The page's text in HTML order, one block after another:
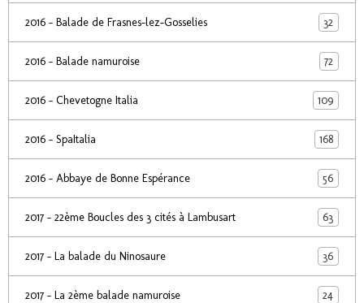
2016 - Balade de Frasnes-lez-Gosselies 32
2016 - Balade namuroise 72
2016 - Chevetogne Italia 109
2016 - SpaItalia 168
2016 - Abbaye de Bonne Espérance 56
2017 - 22ème Boucles des 3 cités à Lambusart 63
2017 - La balade du Ninosaure 36
2017 - La 2ème balade namuroise 24